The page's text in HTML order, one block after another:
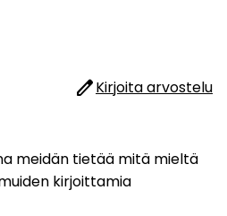
editKirjoita arvostelu
meidän tietää mitä mieltä
kirjoittamia